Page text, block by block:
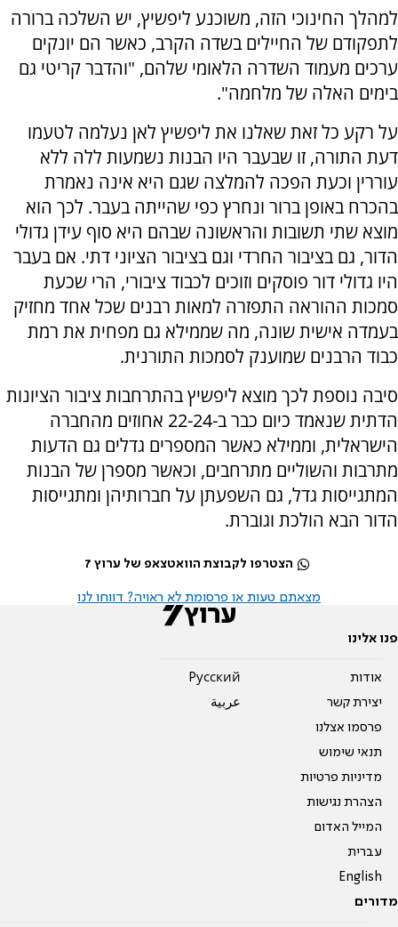
למהלך החינוכי הזה, משוכנע ליפשיץ, יש השלכה ברורה
לתפקודם של החיילים בשדה הקרב, כאשר הם יונקים
ערכים מעמוד השדרה הלאומי שלהם, "והדבר קריטי גם
בימים האלה של מלחמה".
על רקע כל זאת שאלנו את ליפשיץ לאן נעלמה לטעמו
דעת התורה, זו שבעבר היו הבנות נשמעות ללה ללא
עוררין וכעת הפכה להמלצה שגם היא אינה נאמרת
בהכרח באופן ברור ונחרץ כפי שהייתה בעבר. לכך הוא
מוצא שתי תשובות והראשונה שבהם היא סוף עידן גדולי
הדור, גם בציבור החרדי וגם בציבור הציוני דתי. אם בעבר
היו גדולי דור פוסקים וזוכים לכבוד ציבורי, הרי שכעת
סמכות ההוראה התפזרה למאות רבנים שכל אחד מחזיק
בעמדה אישית שונה, מה שממילא גם מפחית את רמת
כבוד הרבנים שמוענק לסמכות התורנית.
סיבה נוספת לכך מוצא ליפשיץ בהתרחבות ציבור הציונות
הדתית שנאמד כיום כבר ב-22-24 אחוזים מהחברה
הישראלית, וממילא כאשר המספרים גדלים גם הדעות
מתרבות והשוליים מתרחבים, וכאשר מספרן של הבנות
המתגייסות גדל, גם השפעתן על חברותיהן ומתגייסות
הדור הבא הולכת וגוברת.
הצטרפו לקבוצת הוואטצאפ של ערוץ 7
מצאתם טעות או פרסומת לא ראויה? דווחו לנו
פנו אלינו
אודות
יצירת קשר
פרסמו אצלנו
תנאי שימוש
מדיניות פרטיות
הצהרת נגישות
המייל האדום
עברית
English
Pусский
عربية
מדורים